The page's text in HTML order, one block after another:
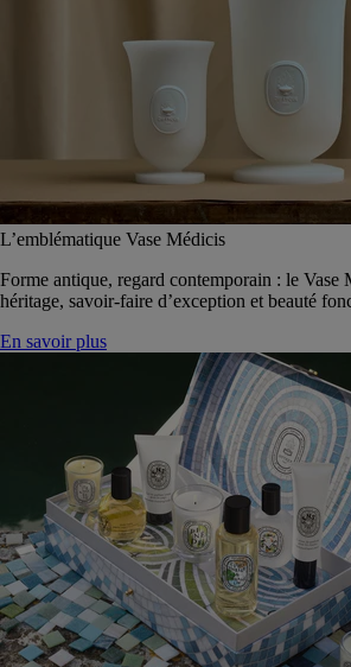
L’emblématique Vase Médicis
Forme antique, regard contemporain : le Vase
héritage, savoir-faire d’exception et beauté
En savoir plus